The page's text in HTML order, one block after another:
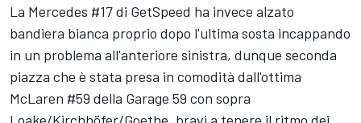
La Mercedes #17 di GetSpeed ha invece alzato
bandiera bianca proprio dopo l'ultima sosta incappando
in un problema all'anteriore sinistra, dunque seconda
piazza che è stata presa in comodità dall'ottima
McLaren #59 della Garage 59 con sopra